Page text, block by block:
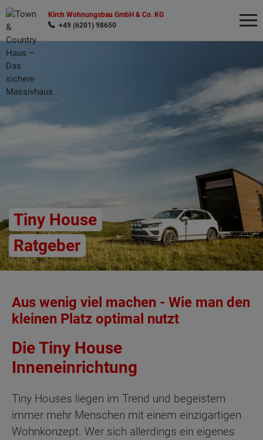
Kirch Wohnungsbau GmbH & Co. KG
+49 (6201) 98650
Tiny House
Ratgeber
Aus wenig viel machen - Wie man den
kleinen Platz optimal nutzt
Die Tiny House
Inneneinrichtung
Tiny Houses liegen im Trend und begeistern
immer mehr Menschen mit einem einzigartigen
Wohnkonzept. Wer sich allerdings ein eigenes
Wonach möchten Sie suchen?